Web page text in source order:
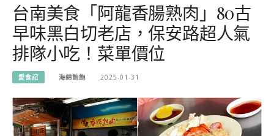
台南美食「阿龍香腸熟肉」80古
早味黑白切老店，保安路超人氣
排隊小吃！菜單價位
愛食記 海綿飽飽 2025-01-31